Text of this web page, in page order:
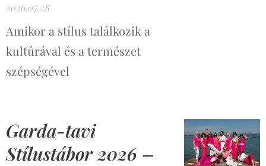
2026.07.28
Amikor a stílus találkozik a
kultúrával és a természet
szépségével
Garda-tavi
Stílustábor 2026 –